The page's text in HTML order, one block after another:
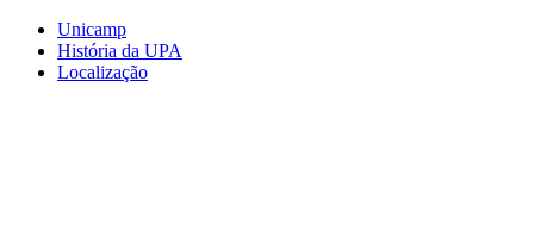
Conteúdo principal
Unicamp
História da UPA
Localização